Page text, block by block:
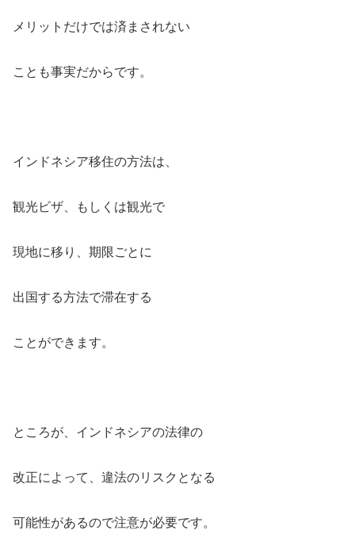
メリットだけでは済まされない
ことも事実だからです。
インドネシア移住の方法は、
観光ビザ、もしくは観光で
現地に移り、期限ごとに
出国する方法で滞在する
ことができます。
ところが、インドネシアの法律の
改正によって、違法のリスクとなる
可能性があるので注意が必要です。